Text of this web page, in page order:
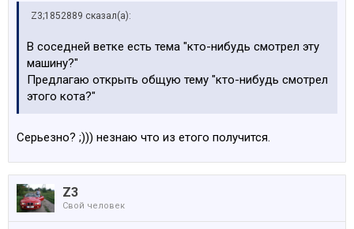
Z3;1852889 сказал(а):
В соседней ветке есть тема "кто-нибудь смотрел эту
машину?"
Предлагаю открыть общую тему "кто-нибудь смотрел
этого кота?"
Серьезно? ;))) незнаю что из етого получится.
Z3
Свой человек